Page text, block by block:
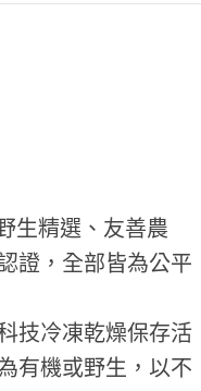
生精選、友善農
證，全部皆為公平
技冷凍乾燥保存活
有機或野生，以不